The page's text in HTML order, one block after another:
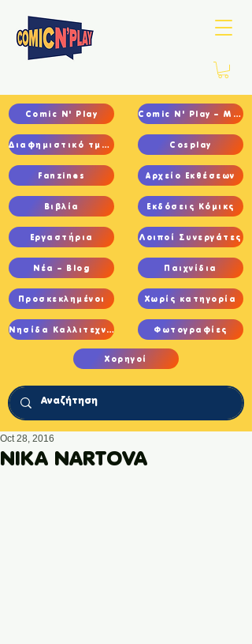
Comic N' Play
Διαφημιστικό τμήμα
Fanzines
Βιβλία
Εργαστήρια
Νέα – Blog
Προσκεκλημένοι
Νησίδα Καλλιτεχνών
Comic N' Play – Main
Cosplay
Αρχείο Εκθέσεων
Εκδόσεις Κόμικς
Λοιποί Συνεργάτες
Παιχνίδια
Χωρίς κατηγορία
Φωτογραφίες
Χορηγοί
NIKA NARTOVA
Oct 28, 2016